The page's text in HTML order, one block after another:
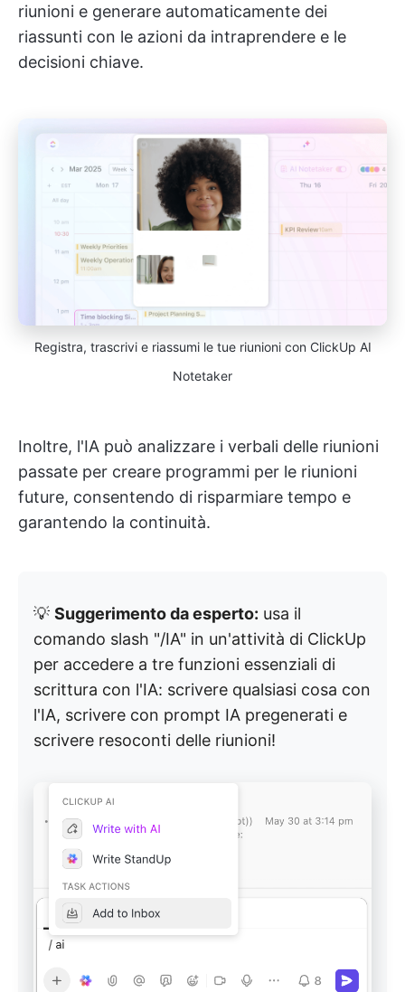
riunioni e generare automaticamente dei
riassunti con le azioni da intraprendere e le
decisioni chiave.
Registra, trascrivi e riassumi le tue riunioni con ClickUp AI
Notetaker
Inoltre, l'IA può analizzare i verbali delle riunioni
passate per creare programmi per le riunioni
future, consentendo di risparmiare tempo e
garantendo la continuità.
💡 Suggerimento da esperto: usa il
comando slash "/IA" in un'attività di ClickUp
per accedere a tre funzioni essenziali di
scrittura con l'IA: scrivere qualsiasi cosa con
l'IA, scrivere con prompt IA pregenerati e
scrivere resoconti delle riunioni!